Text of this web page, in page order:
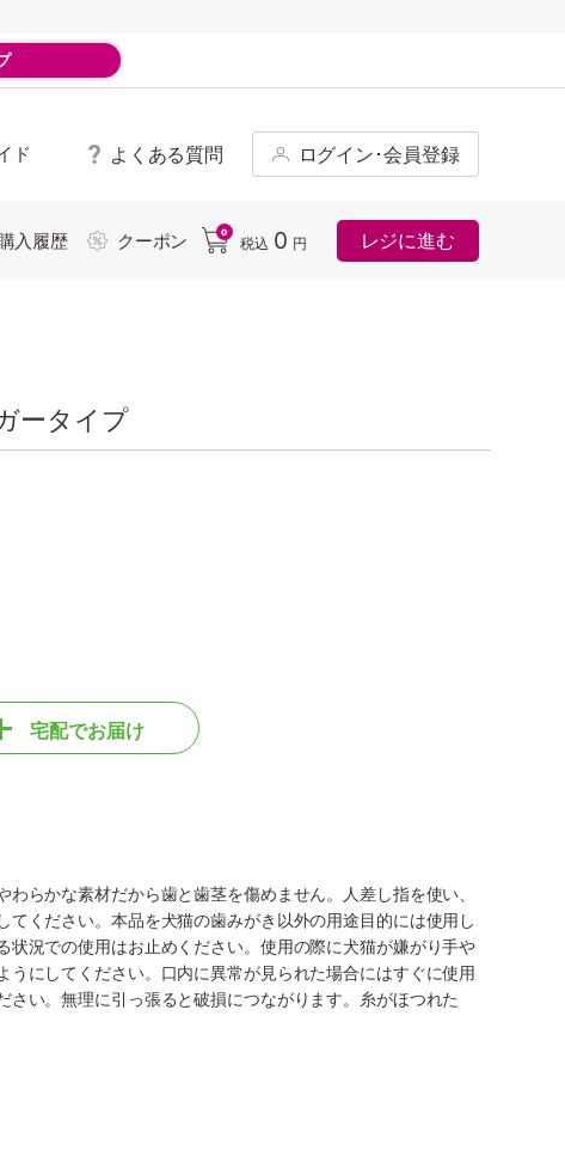
ド よくある質問 ログイン･会員登録
入履歴 クーポン 0
税込 0 円 レジに進む
ータイプ
宅配でお届け
らかな素材だから歯と歯茎を傷めません。人差し指を使い、
ください。本品を犬猫の歯みがき以外の用途目的には使用し
況での使用はお止めください。使用の際に犬猫が嫌がり手や
にしてください。口内に異常が見られた場合にはすぐに使用
い。無理に引っ張ると破損につながります。糸がほつれた